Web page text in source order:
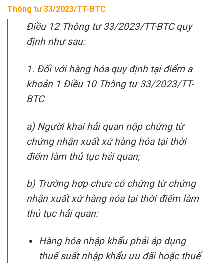
Thông tư 33/2023/TT-BTC
Điều 12 Thông tư 33/2023/TT-BTC quy
định như sau:
1. Đối với hàng hóa quy định tại điểm a
khoản 1 Điều 10 Thông tư 33/2023/TT-
BTC
a) Người khai hải quan nộp chứng từ
chứng nhận xuất xứ hàng hóa tại thời
điểm làm thủ tục hải quan;
b) Trường hợp chưa có chứng từ chứng
nhận xuất xứ hàng hóa tại thời điểm làm
thủ tục hải quan:
Hàng hóa nhập khẩu phải áp dụng
thuế suất nhập khẩu ưu đãi hoặc thuế